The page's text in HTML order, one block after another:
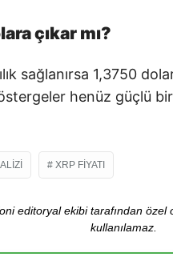
çıkar mı?
sağlanırsa 1,3750
henüz güçlü
XRP FIYATI
editoryal ekibi tarafından özel
kullanılamaz.